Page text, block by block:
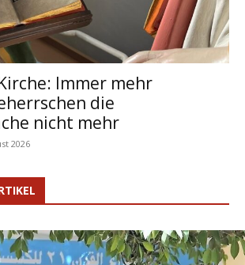
Immer mehr
die
nicht mehr
2026